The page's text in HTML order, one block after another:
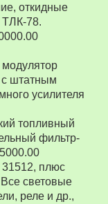
откидные
ТЛК-78.
штатным
усилителя
топливный
фильтр-
плюс
световые
реле и др.,